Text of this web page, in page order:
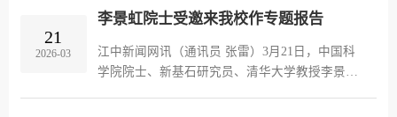
性也逐渐得到重视...
大学刘鹏教授莅临我校，开展专题学术报告。论
坛由科研处主办、中医学院承办，校内相关专业
师生到场参会学习。报告会上，刘鹏教授以《传
21
2026-03
李景虹院士受邀来我校作专题报告
江中新闻网讯（通讯员 张雷）3月21日，中国科
学院院士、新基石研究员、清华大学教授李景虹